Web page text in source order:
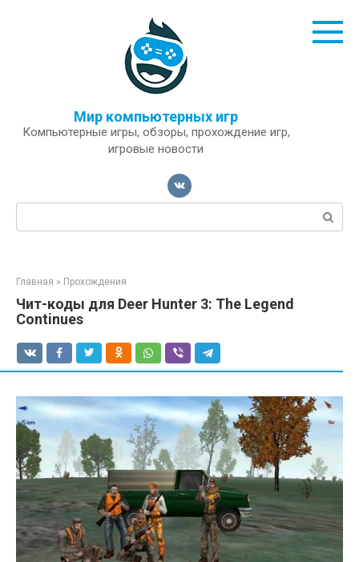
Мир компьютерных игр
Компьютерные игры, обзоры, прохождение игр,
игровые новости
Поиск:
Главная » Прохождения
Чит-коды для Deer Hunter 3: The Legend
Continues